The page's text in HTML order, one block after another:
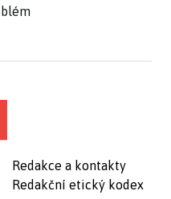
Redakce a kontakty
Redakční etický kodex